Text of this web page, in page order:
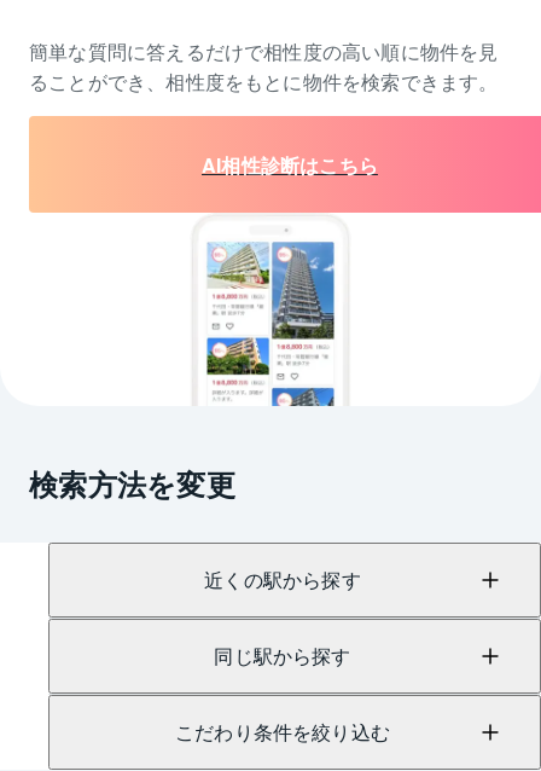
簡単な質問に答えるだけで相性度の高い順に物件を 見
ることができ、相性度をもとに物件を検索できます。
AI相性診断はこちら
検索方法を変更
近くの駅から探す
同じ駅から探す
こだわり条件を絞り込む